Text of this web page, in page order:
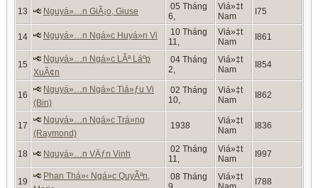
13 Nguyá»…n GiÃ¡o, Giuse
05 Tháng
6,
Viá»‡t
Nam
I75
14 Nguyá»…n Ngá»c Huyá»n Vi
10 Tháng
11,
Viá»‡t
Nam
I861
15
Nguyá»…n Ngá»c LÃª Láº­p
XuÃ¢n
04 Tháng
2,
Viá»‡t
Nam
I854
16
Nguyá»…n Ngá»c Tiá»ƒu Vi
(Bin)
02 Tháng
10,
Viá»‡t
Nam
I862
17
Nguyá»…n Ngá»c Trá»ng
(Raymond)
1938
Viá»‡t
Nam
I836
18 Nguyá»…n VÄƒn Vinh
02 Tháng
11,
Viá»‡t
Nam
I997
19
Phan Thá»‹ Ngá»c QuyÃªn,
08 Tháng
Viá»‡t
I788